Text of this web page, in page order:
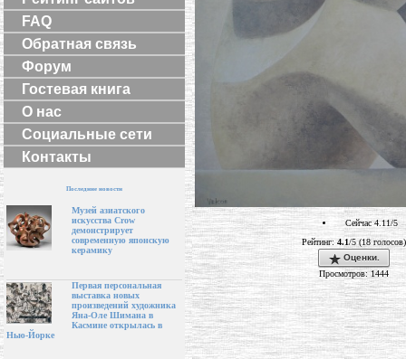
FAQ
Обратная связь
Форум
Гостевая книга
О нас
Социальные сети
Контакты
Последние новости
Музей азиатского
искусства Crow
демонстрирует
современную японскую
керамику
Первая персональная
выставка новых
произведений художника
Яна-Оле Шимана в
Касмине открылась в
Нью-Йорке
Сейчас 4.11/5
Рейтинг: 4.1/5 (18 голосов)
Оценки.
Просмотров: 1444